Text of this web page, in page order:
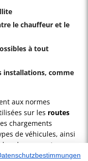
le chauffeur et le
à tout
installations, comme
aux normes
sur les routes
chargements
de véhicules, ainsi
chargements
sont équipés de